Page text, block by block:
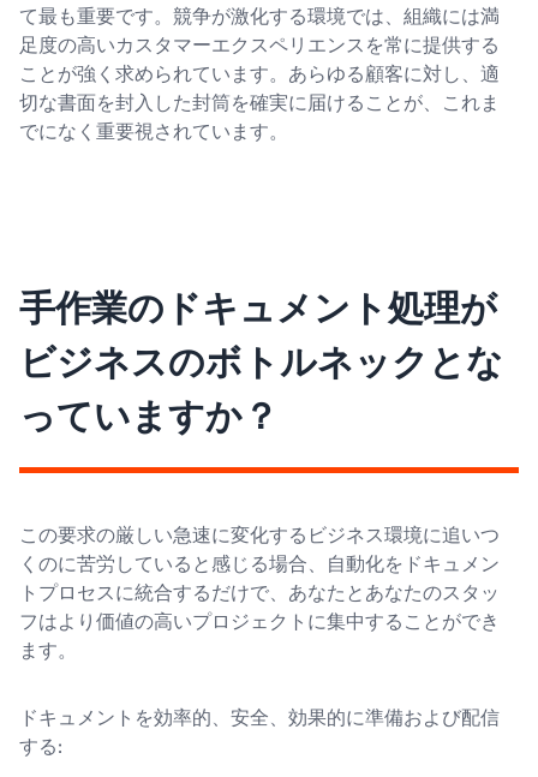
て最も重要です。競争が激化する環境では、組織には満
足度の高いカスタマーエクスペリエンスを常に提供する
ことが強く求められています。あらゆる顧客に対し、適
切な書面を封入した封筒を確実に届けることが、これま
でになく重要視されています。
手作業のドキュメント処理が
ビジネスのボトルネックとな
っていますか？
この要求の厳しい急速に変化するビジネス環境に追いつ
くのに苦労していると感じる場合、自動化をドキュメン
トプロセスに統合するだけで、あなたとあなたのスタッ
フはより価値の高いプロジェクトに集中することができ
ます。
ドキュメントを効率的、安全、効果的に準備および配信
する: